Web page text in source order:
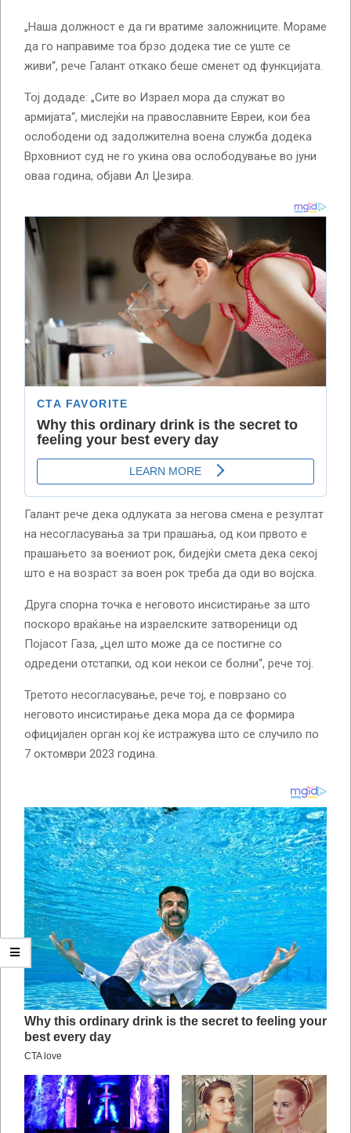
„Наша должност е да ги вратиме заложниците. Мораме
да го направиме тоа брзо додека тие се уште се
живи“, рече Галант откако беше сменет од функцијата.
Тој додаде: „Сите во Израел мора да служат во
армијата“, мислејќи на православните Евреи, кои беа
ослободени од задолжителна воена служба додека
Врховниот суд не го укина ова ослободување во јуни
оваа година, објави Ал Џезира.
Галант рече дека одлуката за негова смена е резултат
на несогласувања за три прашања, од кои првото е
прашањето за воениот рок, бидејќи смета дека секој
што е на возраст за воен рок треба да оди во војска.
Друга спорна точка е неговото инсистирање за што
поскоро враќање на израелските затвореници од
Појасот Газа, „цел што може да се постигне со
одредени отстапки, од кои некои се болни“, рече тој.
Третото несогласување, рече тој, е поврзано со
неговото инсистирање дека мора да се формира
официјален орган кој ќе истражува што се случило по
7 октомври 2023 година.